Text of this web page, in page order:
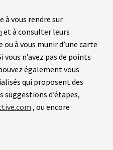
à vous rendre sur
et à consulter leurs
à vous munir d’une carte
n’avez pas de points
également vous
qui proposent des
suggestions d’étapes,
, ou encore